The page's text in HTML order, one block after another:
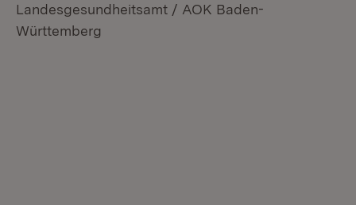
Landesgesundheitsamt / AOK Baden-
Württemberg